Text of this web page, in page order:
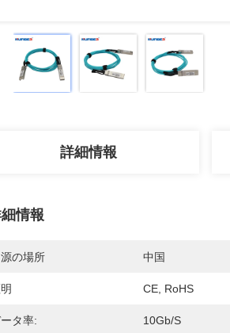
詳細情報
情報
の場所 中国
CE, RoHS
タ率: 10Gb/s